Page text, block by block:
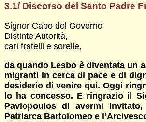
3.1/ Discorso del Santo Padre
Signor Capo del Governo
Distinte Autorità,
cari fratelli e sorelle,
da quando Lesbo è diventata un
migranti in cerca di pace e di
desiderio di venire qui. Oggi
lo ha concesso. E ringrazio il
Pavlopoulos di avermi
Patriarca Bartolomeo e